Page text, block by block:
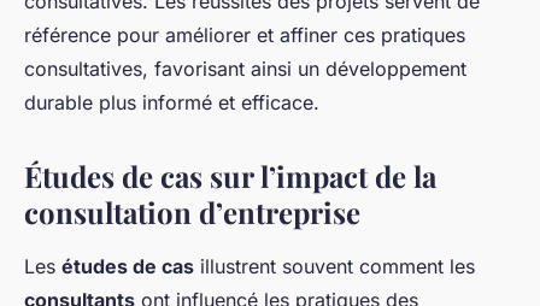
référence pour améliorer et affiner ces pratiques
consultatives, favorisant ainsi un développement
durable plus informé et efficace.
Études de cas sur l’impact de la
consultation d’entreprise
Les études de cas illustrent souvent comment les
consultants ont influencé les pratiques des